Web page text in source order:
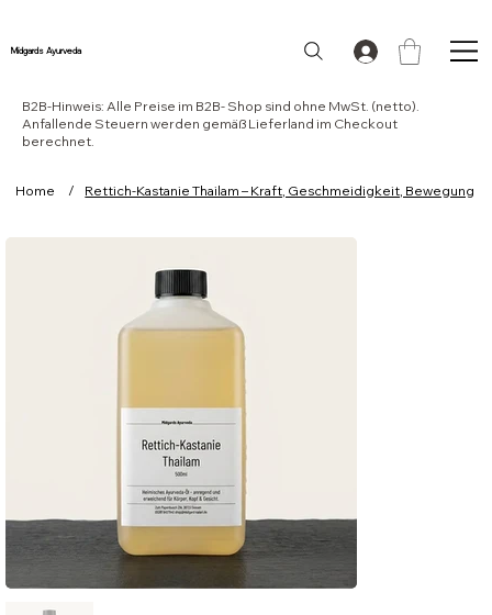
Midgards Ayurveda
Home / Rettich-Kastanie Thailam – Kraft, Geschmeidigkeit, Bewegung
B2B-Hinweis: Alle Preise im B2B- Shop sind ohne MwSt. (netto).
Anfallende Steuern werden gemäß Lieferland im Checkout
berechnet.